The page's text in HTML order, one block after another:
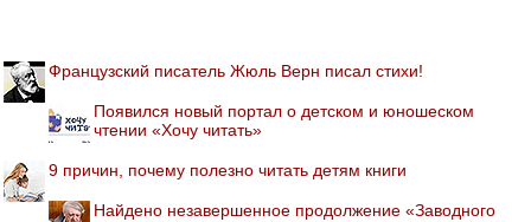
Французский писатель Жюль Верн писал стихи!
Появился новый портал о детском и юношеском
чтении «Хочу читать»
9 причин, почему полезно читать детям книги
Найдено незавершенное продолжение «Заводного